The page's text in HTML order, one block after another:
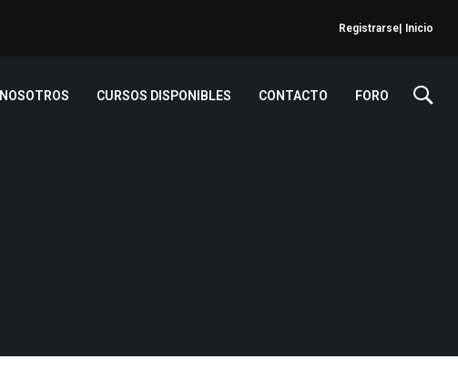
Registrarse | Inicio
NOSOTROS CURSOS DISPONIBLES CONTACTO FORO